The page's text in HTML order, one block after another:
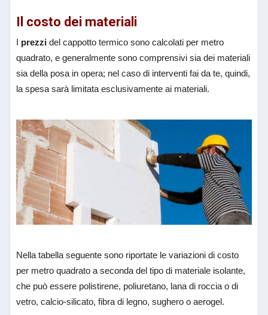
Il costo dei materiali
I prezzi del cappotto termico sono calcolati per metro
quadrato, e generalmente sono comprensivi sia dei materiali
sia della posa in opera; nel caso di interventi fai da te, quindi,
la spesa sarà limitata esclusivamente ai materiali.
Nella tabella seguente sono riportate le variazioni di costo
per metro quadrato a seconda del tipo di materiale isolante,
che può essere polistirene, poliuretano, lana di roccia o di
vetro, calcio-silicato, fibra di legno, sughero o aerogel.